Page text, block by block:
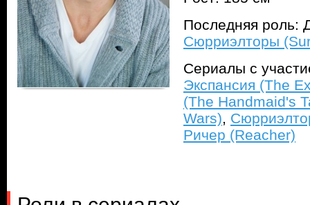
Последняя роль:
Сюрриэлторы
Сериалы с
Экспансия (The
(The Handmaid's
Wars),
Ричер (Reacher)